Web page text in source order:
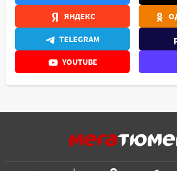
ЯНДЕКС
TELEGRAM
YOUTUBE